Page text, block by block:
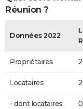
Réunion ?
Données 2022
Propriétaires
Locataires
- dont locataires
0